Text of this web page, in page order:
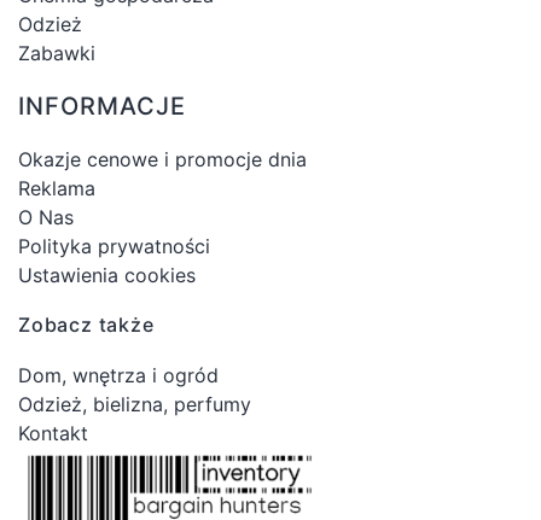
Odzież
Zabawki
INFORMACJE
Okazje cenowe i promocje dnia
Reklama
O Nas
Polityka prywatności
Ustawienia cookies
Zobacz także
Dom, wnętrza i ogród
Odzież, bielizna, perfumy
Kontakt